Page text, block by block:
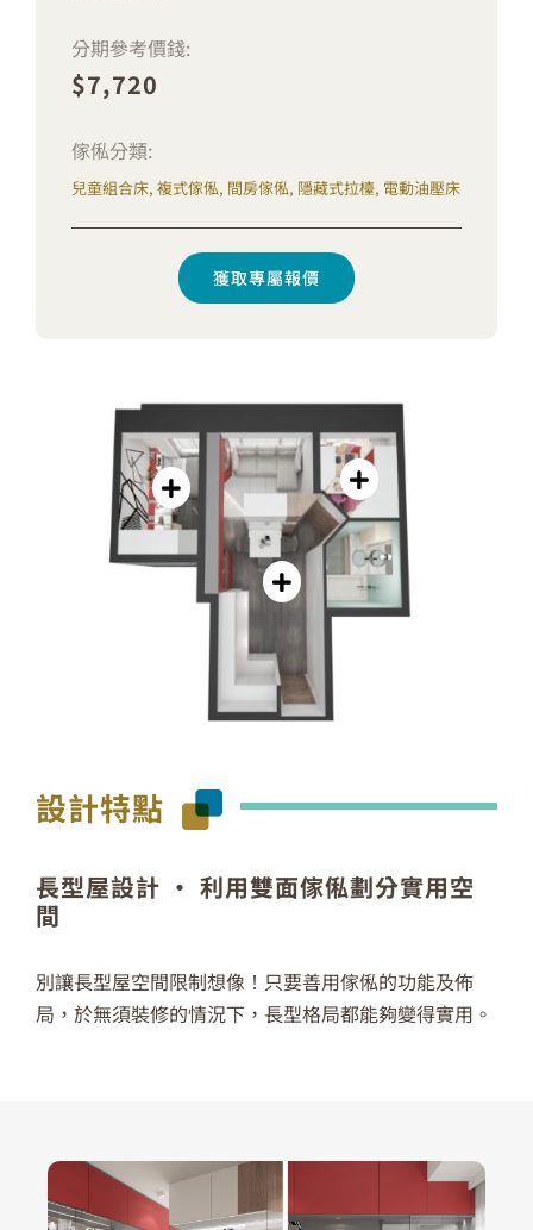
分期參考價錢:
$7,720
傢俬分類:
兒童組合床, 複式傢俬, 間房傢俬, 隱藏式拉檯, 電動油壓床
獲取專屬報價
設計特點
長型屋設計 ‧ 利用雙面傢俬劃分實用空
間
別讓長型屋空間限制想像！只要善用傢俬的功能及佈
局，於無須裝修的情況下，長型格局都能夠變得實用。